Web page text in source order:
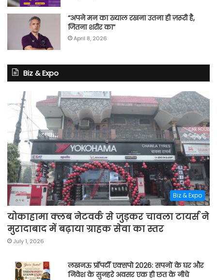
“अपने मन का ख्याल रखना उतना ही ज़रूरी है,
जितना शरीर का”
April 8, 2026
Biz & Expo
Biz & Expo
योकाहामा क्लब नेटवर्क से जुड़कर चावला टायर्स ने
मुरादाबाद में बढ़ाया ग्राहक सेवा का स्तर
July 1, 2026
लखनऊ प्रॉपर्टी एक्सपो 2026: सपनों के घर और
निवेश के सुनहरे अवसर एक ही छत के नीचे